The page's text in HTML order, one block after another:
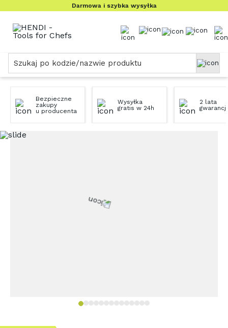
Darmowa i szybka wysyłka
Szukaj
po
Bezpieczne
zakupy
u producenta
Wysyłka
gratis w 24h
2 lata
gwarancji